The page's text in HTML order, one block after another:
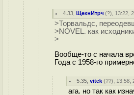
4.33 ,ЩекнИтрч (?), 13:22,
>Торвальдс,
>NOVEL. как
>
Вообще-то с начала
Года с 1958-го
5.35 ,vitek (??), 13:58,
ага. но так как